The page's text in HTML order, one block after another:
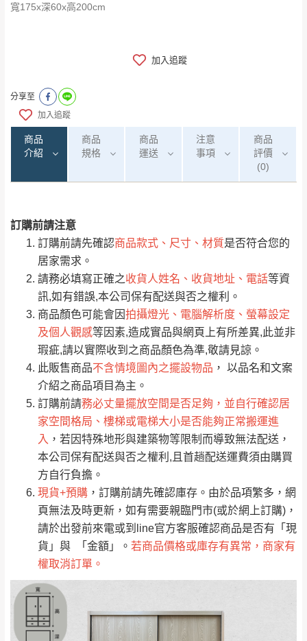
寬175x深60x高200cm
加入追蹤
分享至
加入追蹤
商品
介紹
商品
規格
商品
運送
注意
事項
商品
評價
(0)
訂購前請注意
訂購前請先確認商品款式、尺寸、材質是否符合您的
居家需求。
請務必填寫正確之收貨人姓名、收貨地址、電話等資
訊,如有錯誤,本公司保有配送與否之權利。
商品顏色可能會因拍攝燈光、電腦解析度、螢幕設定
及個人觀感等因素,造成實品與網頁上有所差異,此並非
瑕疵,請以實際收到之商品顏色為準,敬請見諒。
此販售商品不含情境圖內之擺設物品 ， 以品名和文案
介紹之商品項目為主。
訂購前請務必丈量擺放空間是否足夠，並自行確認居
家空間格局、樓梯或電梯大小是否能夠正常搬運進
入 ，若因特殊地形與建築物等限制而導致無法配送，
本公司保有配送與否之權利,且首趟配送運費須由購買
方自行負擔。
現貨+預購 ，訂購前請先確認庫存。由於品項繁多，網
頁無法及時更新，如有需要親臨門市(或於網上訂購)，
請於出發前來電或到line官方客服確認商品是否有「現
貨」與 「金額」。 若商品價格或庫存有異常，商家有
權取消訂單。
運 費 說 明
運送地區 運送費用
偏遠地區
（請先線上詢問 LINE
→@dershin ）
桃園
免 運
費
復興鄉
新竹
峨眉鄉、五峰鄉、
橫山、北埔鄉、尖
石鄉、寶山鄉山
區、新埔山區、芎
里
台北 無
新北
來、平溪、九份、
里、新店山區、三
注意事項：
由於品項繁多，網頁無法及時更新，如有需
要購買商品，請於出發前來電或到「官方
Line客服」來信確認商品是否有「現貨」與
「金額」。
若商品價格或庫存有異常，商家有權取消訂
單。部分網路商品恕無法更改原設計或客製，敬請
見諒！
接單後二日內(不含例假日)，我們客服會與您
電話聯絡或E-Mail通知確認訂單。
（線上客
服 LINE → @dershin）
下單前先詢問是否現貨 ，若未詢問下單後無
現貨我們客服會再來電或E-Mail與您聯絡
（洽詢方式請搜尋 Line ID → @dershin）
運送範圍：限定北至基隆，南至苗栗，偏遠
地區恕無法提供運送 (詳見運送規章)。
配送範圍：
苗栗至基隆；其它地區暫不開放，如因特殊
地型限制(山區、鄉、鎮、村)、樓梯太小、無
法搬運上樓等因素，導致無法配送，
0/5 (0)筆
全部 依評論高至低排列
依評論低至高排列 只顯示附上圖片
只顯示附上評論